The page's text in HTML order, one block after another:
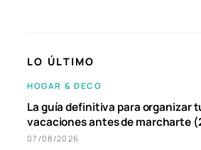
LO ÚLTIMO
HOGAR & DECO
La guía definitiva para organizar
vacaciones antes de marcharte
07/08/2026